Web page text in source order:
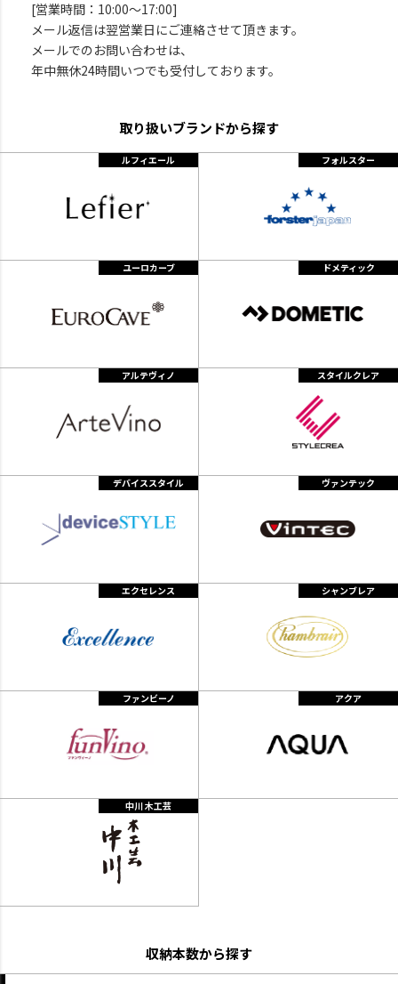
[営業時間：10:00～17:00]
メール返信は翌営業日にご連絡させて頂きます。
メールでのお問い合わせは、
年中無休24時間いつでも受付しております。
取り扱いブランドから探す
ルフィエール フォルスター
ユーロカーブ ドメティック
アルテヴィノ スタイルクレア
デバイススタイル ヴァンテック
エクセレンス シャンブレア
ファンビーノ アクア
中川 木工芸
収納本数から探す